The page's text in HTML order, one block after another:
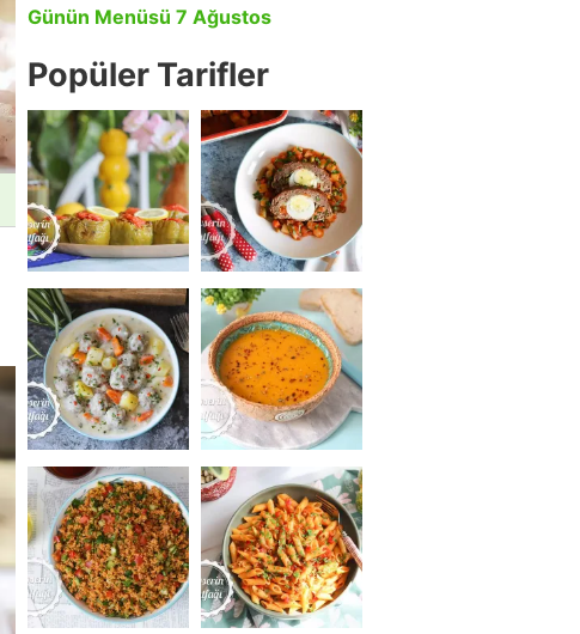
Günün Menüsü 7 Ağustos
Popüler Tarifler